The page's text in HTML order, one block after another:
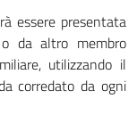
essere presentata
da altro membro
utilizzando il
corredato da ogni